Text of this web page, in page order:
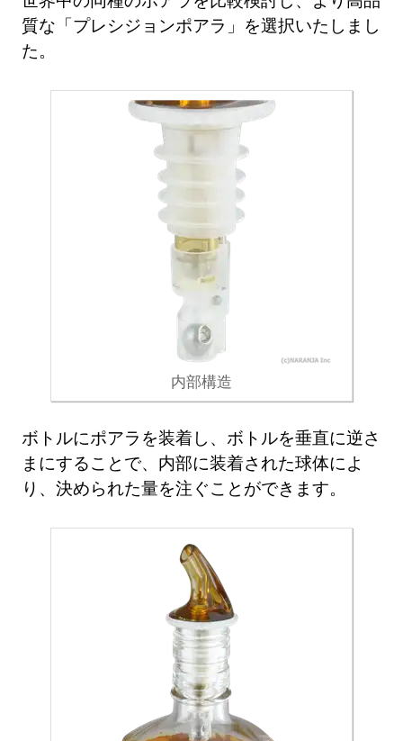
質な「プレシジョンポアラ」を選択いたしまし
た。
内部構造
ボトルにポアラを装着し、ボトルを垂直に逆さ
まにすることで、内部に装着された球体によ
り、決められた量を注ぐことができます。